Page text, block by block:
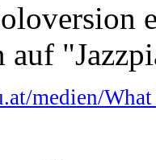
auf
medien/